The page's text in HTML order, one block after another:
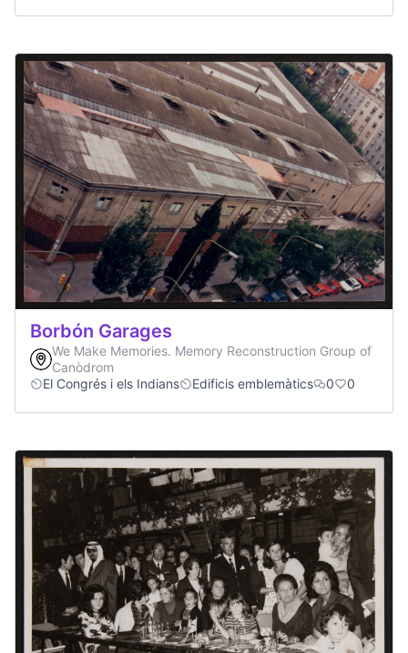
Borbón Garages
We Make Memories. Memory Reconstruction Group of
Canòdrom
El Congrés i els Indians
Edificis emblemàtics 0 0